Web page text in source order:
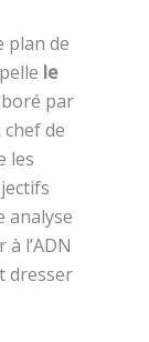
plan de
le
par
de
les
analyse
l’ADN
dresser